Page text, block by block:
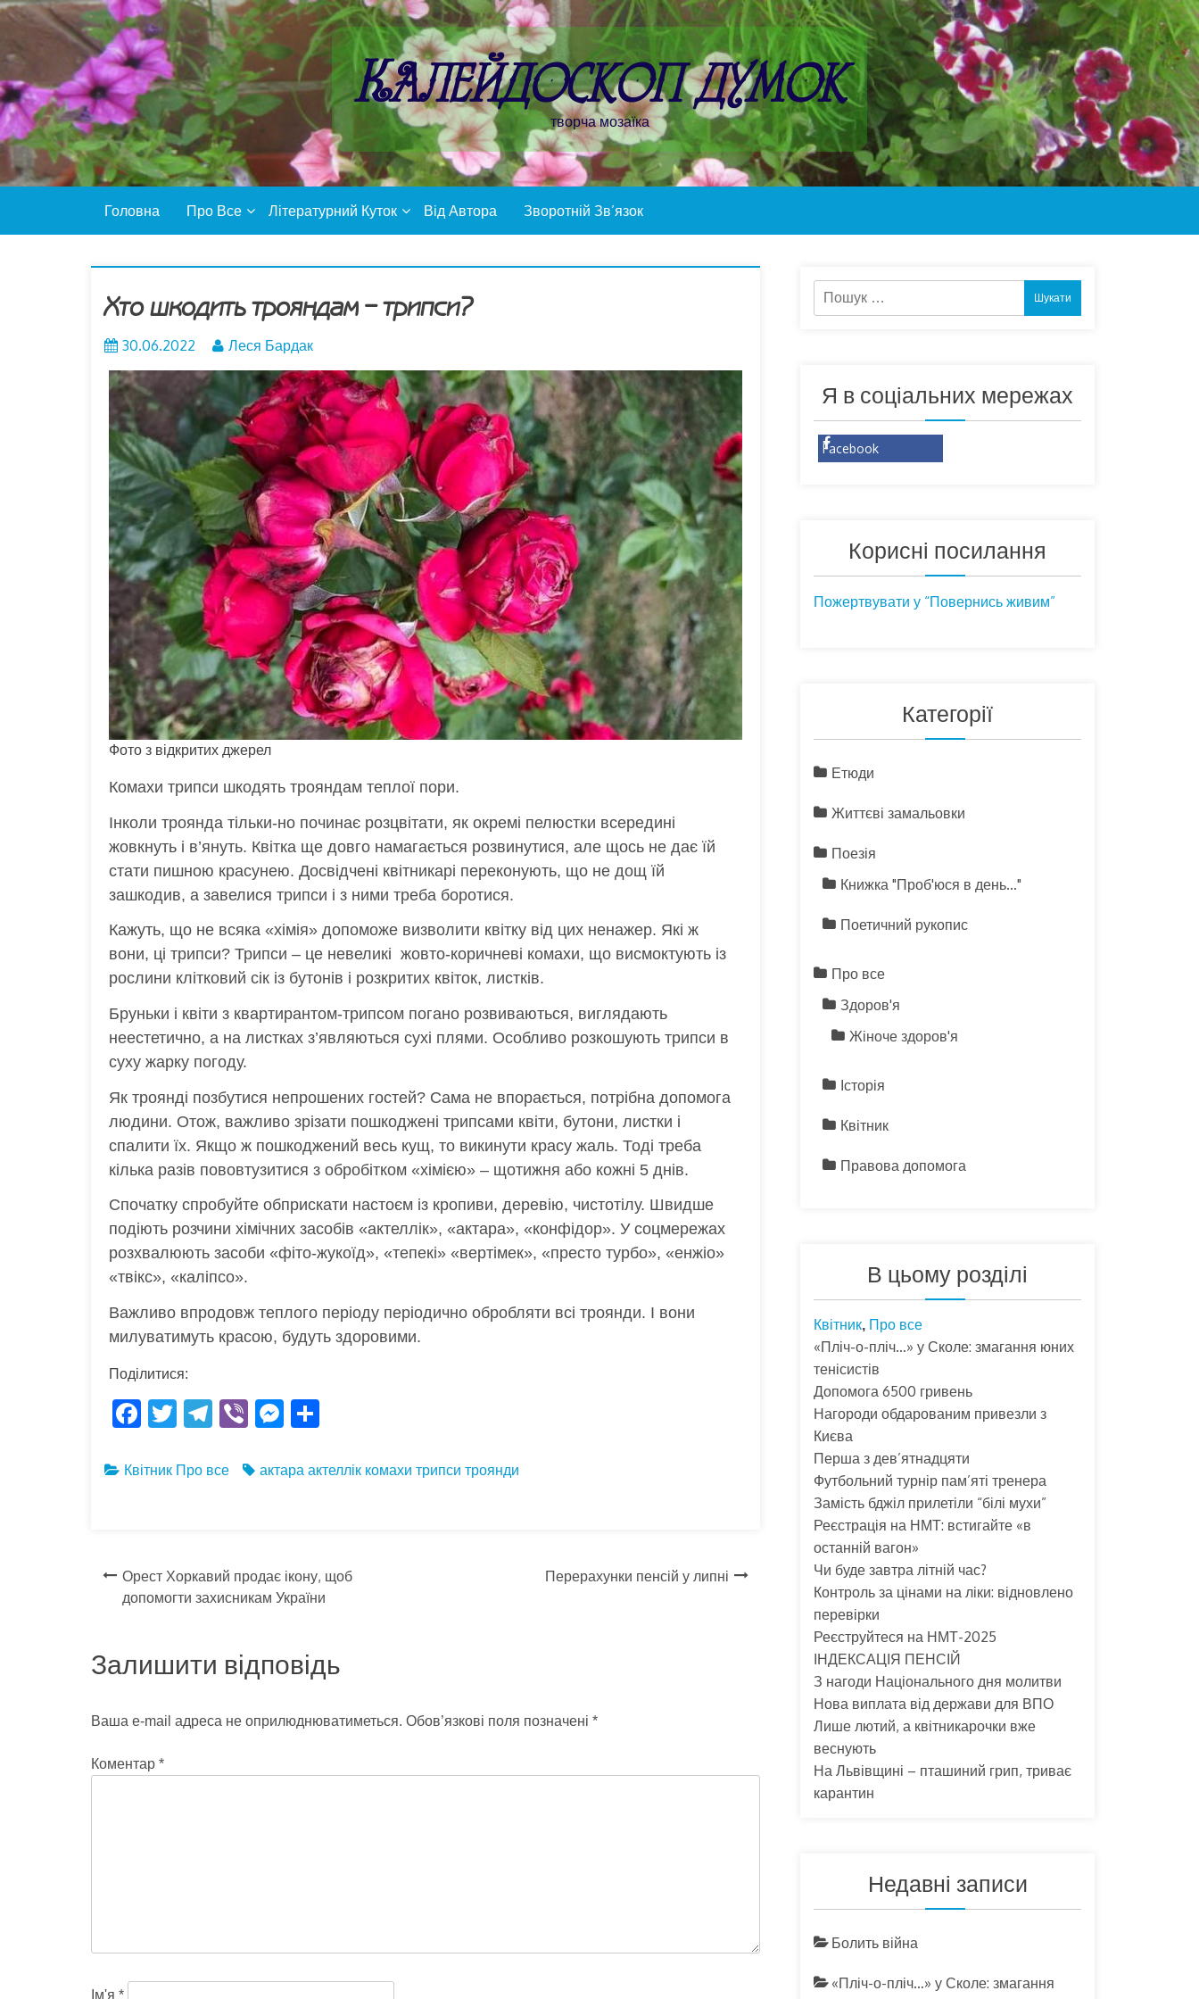
Пропустити
контент
Калейдоскоп думок
творча мозаїка
Головна Про Все Літературний Куток Від Автора Зворотній Зв’язок
Хто шкодить трояндам – трипси?
30.06.2022 Леся Бардак
Фото з відкритих джерел
Комахи трипси шкодять трояндам теплої пори.
Інколи троянда тільки-но починає розцвітати, як окремі пелюстки всередині
жовкнуть і в’януть. Квітка ще довго намагається розвинутися, але щось не дає їй
стати пишною красунею. Досвідчені квітникарі переконують, що не дощ їй
зашкодив, а завелися трипси і з ними треба боротися.
Кажуть, що не всяка «хімія» допоможе визволити квітку від цих ненажер. Які ж
вони, ці трипси? Трипси – це невеликі жовто-коричневі комахи, що висмоктують із
рослини клітковий сік із бутонів і розкритих квіток, листків.
Бруньки і квіти з квартирантом-трипсом погано розвиваються, виглядають
неестетично, а на листках з’являються сухі плями. Особливо розкошують трипси в
суху жарку погоду.
Як троянді позбутися непрошених гостей? Сама не впорається, потрібна допомога
людини. Отож, важливо зрізати пошкоджені трипсами квіти, бутони, листки і
спалити їх. Якщо ж пошкоджений весь кущ, то викинути красу жаль. Тоді треба
кілька разів пововтузитися з обробітком «хімією» – щотижня або кожні 5 днів.
Спочатку спробуйте обприскати настоєм із кропиви, деревію, чистотілу. Швидше
подіють розчини хімічних засобів «актеллік», «актара», «конфідор». У соцмережах
розхвалюють засоби «фіто-жукоїд», «тепекі» «вертімек», «престо турбо», «енжіо»
«твікс», «каліпсо».
Важливо впродовж теплого періоду періодично обробляти всі троянди. І вони
милуватимуть красою, будуть здоровими.
Поділитися:
F
e
k
T
itt
T
e
Vi
er
M
sear
Квітник Про все актара актеллік комахи трипси троянди
Навігація
Орест Хоркавий продає ікону, щоб
допомогти захисникам України
Перерахунки пенсій у липні
Залишити відповідь
Ваша e-mail адреса не оприлюднюватиметься. Обов’язкові поля позначені *
Коментар *
Ім'я *
Пошук:
Я в соціальних мережах
Facebook
Корисні посилання
Пожертвувати у “Повернись живим”
Категорії
Етюди
Життєві замальовки
Поезія
Книжка "Проб'юся в день…"
Поетичний рукопис
Про все
Здоров'я
Жіноче здоров'я
Історія
Квітник
Правова допомога
В цьому розділі
Квітник, Про все
«Пліч-о-пліч…» у Сколе: змагання юних
тенісистів
Допомога 6500 гривень
Нагороди обдарованим привезли з
Києва
Перша з дев’ятнадцяти
Футбольний турнір пам’яті тренера
Замість бджіл прилетіли “білі мухи”
Реєстрація на НМТ: встигайте «в
останній вагон»
Чи буде завтра літній час?
Контроль за цінами на ліки: відновлено
перевірки
Реєструйтеся на НМТ-2025
ІНДЕКСАЦІЯ ПЕНСІЙ
З нагоди Національного дня молитви
Нова виплата від держави для ВПО
Лише лютий, а квітникарочки вже
веснують
На Львівщині – пташиний грип, триває
карантин
Недавні записи
Болить війна
«Пліч-о-пліч…» у Сколе: змагання